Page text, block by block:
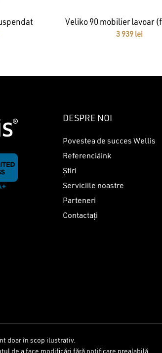
Veliko 90 mobilier lavoar
3 939 lei
DESPRE NOI
Povestea de succes Wellis
Referenciáink
Știri
Serviciile noastre
Parteneri
Contactați
doar în scop ilustrativ.
de a face modificări fără notificare prealabilă.